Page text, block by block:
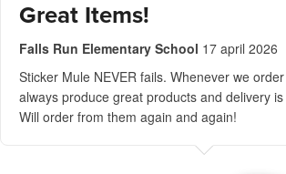
Great Items!
Falls Run Elementary School 17 april 2026
Sticker Mule NEVER fails. Whenever we
always produce great products and delivery
Will order from them again and again!